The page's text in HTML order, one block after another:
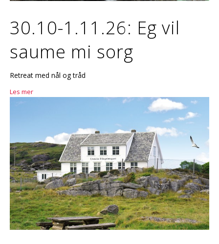
30.10-1.11.26: Eg vil
saume mi sorg
Retreat med nål og tråd
Les mer